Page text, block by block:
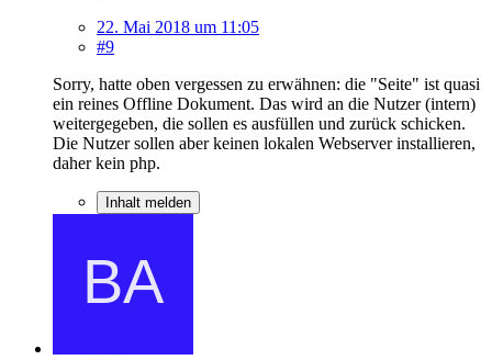
22. Mai 2018 um 11:05
#9
Sorry, hatte oben vergessen zu erwähnen: die "Seite" ist quasi
ein reines Offline Dokument. Das wird an die Nutzer (intern)
weitergegeben, die sollen es ausfüllen und zurück schicken.
Die Nutzer sollen aber keinen lokalen Webserver installieren,
daher kein php.
Inhalt melden